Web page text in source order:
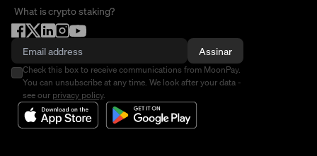
What is crypto staking?
Assinar
Check this box to receive communications from MoonPay.
You can unsubscribe at any time. We look after your data -
see our privacy policy.